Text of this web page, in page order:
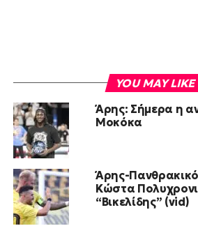
YOU MAY LIKE
Άρης: Σήμερα η
Μοκόκα
Άρης-
Κώστα
“Βικελίδης” (vid)